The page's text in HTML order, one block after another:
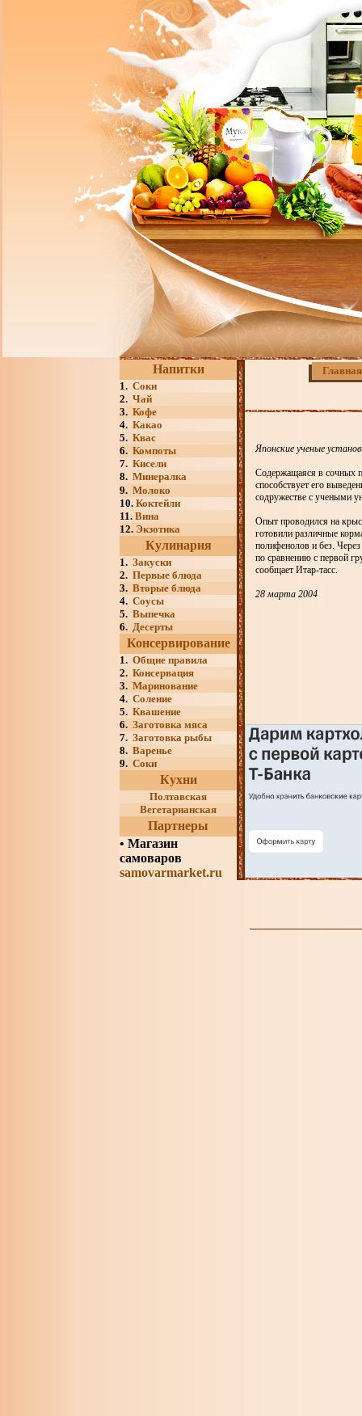
Напитки
1. Соки
2. Чай
3. Кофе
4. Какао
5. Квас
6. Компоты
7. Кисели
8. Минералка
9. Молоко
10. Коктейли
11. Вина
12. Экзотика
Кулинария
1. Закуски
2. Первые блюда
3. Вторые блюда
4. Соусы
5. Выпечка
6. Десерты
Консервирование
1. Общие правила
2. Консервация
3. Маринование
4. Соление
5. Квашение
6. Заготовка мяса
7. Заготовка рыбы
8. Варенье
9. Соки
Кухни
Полтавская
Вегетарианская
Партнеры
• Магазин
самоваров
samovarmarket.ru
Главная
Японские ученые
Содержащаяся в сочных
способствует его
содружестве с учеными
Опыт проводился на
готовили различные
полифенолов и без.
по сравнению с первой
сообщает Итар-тасс.
28 марта 2004